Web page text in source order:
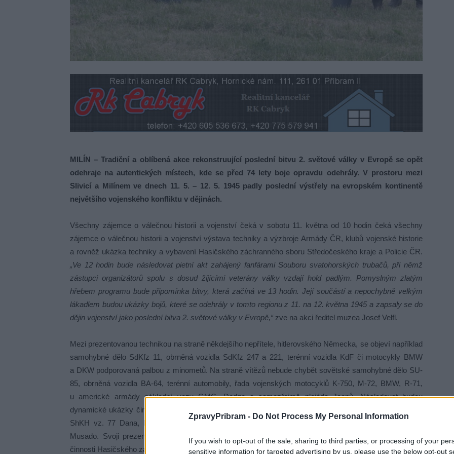
ZpravyPribram - Do Not Process My Personal Information
If you wish to opt-out of the sale, sharing to third parties, or processing of your
sensitive information for targeted advertising by us, please use the below opt-out
MILÍN – Tradiční a oblíbená akce rekonstruující poslední bitvu 2. světové války v Evropě se opět
odehraje na autentických místech, kde se před 74 lety boje opravdu odehrály. V prostoru mezi
Slivicí a Milínem ve dnech 11. 5. – 12. 5. 1945 padly poslední výstřely na evropském kontinentě
největšího vojenského konfliktu v dějinách.
Všechny zájemce o válečnou historii a vojenství čeká v sobotu 11. května od 10 hodin čeká všechny
zájemce o válečnou historii a vojenství výstava techniky a výzbroje Armády ČR, klubů vojenské historie
a rovněž ukázka techniky a vybavení Hasičského záchranného sboru Středočeského kraje a Policie ČR.
„Ve 12 hodin bude následovat pietní akt zahájený fanfárami Souboru svatohorských trubačů, při němž
zástupci organizátorů spolu s dosud žijícími veterány války vzdají hold padlým. Pomyslným zlatým
hřebem programu bude připomínka bitvy, která začíná ve 13 hodin. Její součástí a nepochybně velkým
lákadlem budou ukázky bojů, které se odehrály v tomto regionu z 11. na 12. května 1945 a zapsaly se do
dějin vojenství jako poslední bitva 2. světové války v Evropě,“ zve na akci ředitel muzea Josef Velfl.
Mezi prezentovanou technikou na straně někdejšího nepřítele, hitlerovského Německa, se objeví například
samohybné dělo SdKfz 11, obrněná vozidla SdKfz 247 a 221, terénní vozidla KdF či motocykly BMW
a DKW podporovaná palbou z minometů. Na straně vítězů nebude chybět sovětské samohybné dělo SU-
85, obrněná vozidla BA-64, terénní automobily, řada vojenských motocyklů K-750, M-72, BMW, R-71,
u americké armády nákladní vozy GMC, Dodge a samozřejmě plejáda Jeepů. Následovat budou
dynamické ukázky činnosti 13. dělostřeleckého pluku Jince s prezentací samohybné kanónové houfnice
ShKH vz. 77 Dana, lehkého obrněného průzkumného vozidla LOV–Pz a předvádění boje z blízka –
Musado. Svoji prezentaci zde budou mít i Aktivní zálohy AČR a další. Diváci shlédnou také ukázku
činnosti Hasičského záchranného sboru Středočeského kraje a Krajského ředitelství Policie ČR, územního